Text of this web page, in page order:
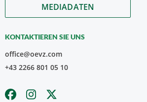
MEDIADATEN
KONTAKTIEREN SIE UNS
office@oevz.com
+43 2266 801 05 10